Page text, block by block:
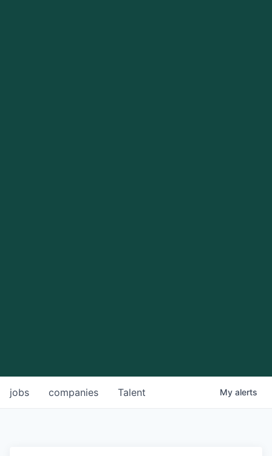
jobs companies Talent My alerts